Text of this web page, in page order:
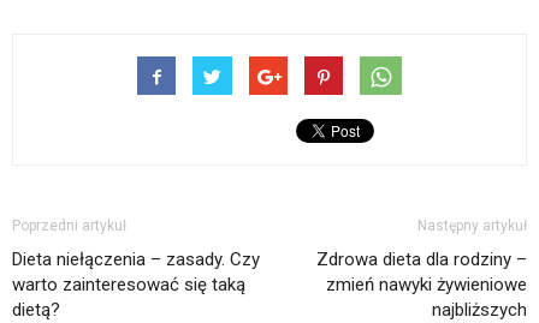
Poprzedni artykuł
Dieta niełączenia – zasady. Czy
warto zainteresować się taką
dietą?
Następny artykuł
Zdrowa dieta dla rodziny –
zmień nawyki żywieniowe
najbliższych